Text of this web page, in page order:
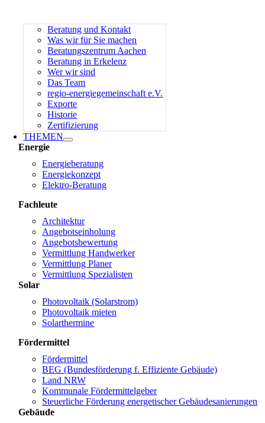
Beratung und Kontakt
Was wir für Sie machen
Beratungszentrum Aachen
Beratung in Erkelenz
Wer wir sind
Das Team
regio-energiegemeinschaft e.V.
Exporte
Historie
Zertifizierung
THEMEN
Energie
Energieberatung
Energiekonzept
Elektro-Beratung
Fachleute
Architektur
Angebotseinholung
Angebotsbewertung
Vermittlung Handwerker
Vermittlung Planer
Vermittlung Spezialisten
Solar
Photovoltaik (Solarstrom)
Photovoltaik mieten
Solarthermine
Fördermittel
Fördermittel
BEG (Bundesförderung f. Effiziente Gebäude)
Land NRW
Kommunale Fördermittelgeber
Steuerliche Förderung energetischer Gebäudesanierungen
Gebäude